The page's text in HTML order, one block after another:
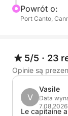
Powrót o:
Port Canto,
5/5 · 23
Opinie są
V
Vasile
Data
7.08.2026
Le capitaine